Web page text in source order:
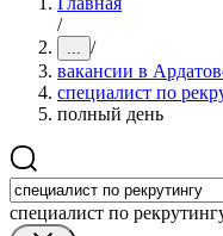
/
... /
вакансии в
специалист по
полный день
специалист по